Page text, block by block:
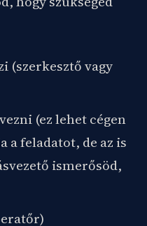
(szerkesztő vagy
(ez lehet cégen
feladatot, de az is
ismerősöd,